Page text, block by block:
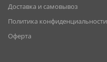
Доставка и самовывоз
Политика конфиденциальности
Оферта